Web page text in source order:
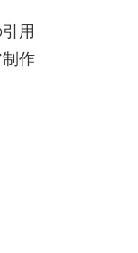
用
作